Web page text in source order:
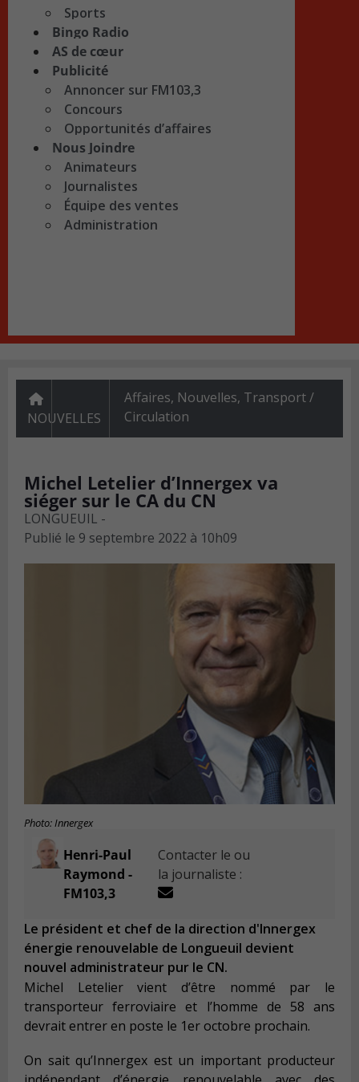
Sports
Bingo Radio
AS de cœur
Publicité
Annoncer sur FM103,3
Concours
Opportunités d’affaires
Nous Joindre
Animateurs
Journalistes
Équipe des ventes
Administration
NOUVELLES
Affaires, Nouvelles, Transport /
Circulation
Michel Letelier d’Innergex va
siéger sur le CA du CN
LONGUEUIL -
Publié le 9 septembre 2022 à 10h09
Photo: Innergex
Henri-Paul
Raymond -
FM103,3
Contacter le ou
la journaliste :
Le président et chef de la direction d'Innergex
énergie renouvelable de Longueuil devient
nouvel administrateur pur le CN.
Michel Letelier vient d’être nommé par le
transporteur ferroviaire et l’homme de 58 ans
devrait entrer en poste le 1er octobre prochain.
On sait qu’Innergex est un important producteur